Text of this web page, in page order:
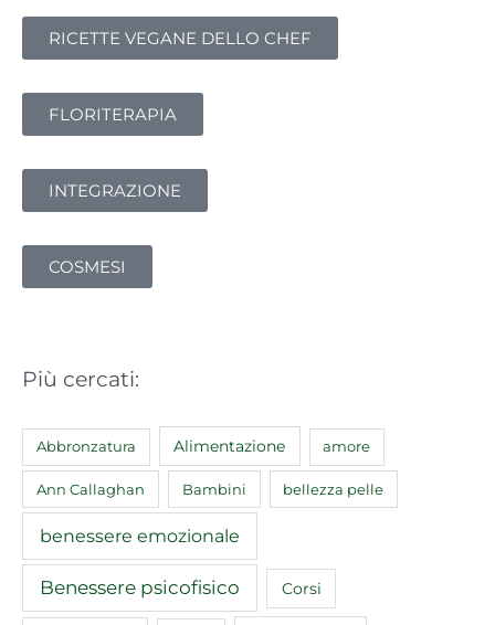
RICETTE VEGANE DELLO CHEF
FLORITERAPIA
INTEGRAZIONE
COSMESI
Più cercati:
Abbronzatura Alimentazione amore
Ann Callaghan Bambini bellezza pelle
benessere emozionale
Benessere psicofisico Corsi